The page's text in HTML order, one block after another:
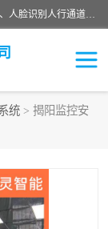
广州百灵智能科技有限公司是一家专业从事车牌识别系统、人脸识别人行通道、安防监控交通设施、停车场智能管理系统、停车场云平台、车牌识别一体机、自动道闸、通道设备、交通设施及交通划线等产品研发、生产和销售的高新技术企业。
统 > 揭阳监控安